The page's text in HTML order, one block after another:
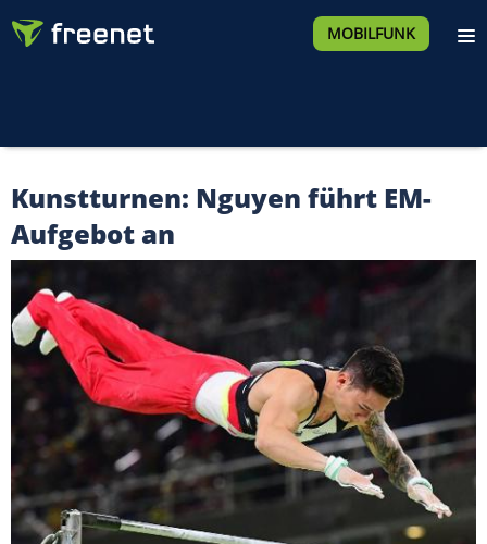
MOBILFUNK
Kunstturnen: Nguyen führt EM-
Aufgebot an